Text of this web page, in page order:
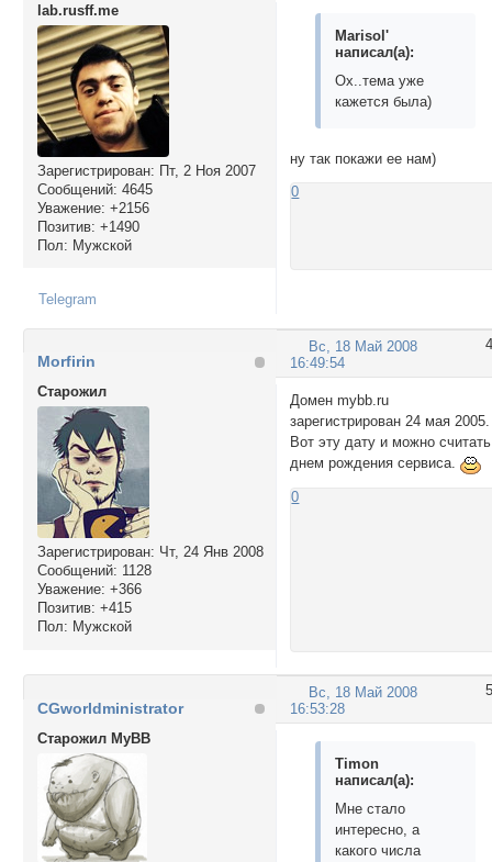
lab.rusff.me
Зарегистрирован: Пт, 2 Ноя 2007
Сообщений: 4645
Уважение: +2156
Позитив: +1490
Пол: Мужской
Marisol'
написал(а):
Ох..тема уже
кажется была)
ну так покажи ее нам)
0
Telegram
4
Вс, 18 Май 2008
16:49:54
Morfirin
Cтарожил
Зарегистрирован: Чт, 24 Янв 2008
Сообщений: 1128
Уважение: +366
Позитив: +415
Пол: Мужской
Домен mybb.ru
зарегистрирован 24 мая 2005.
Вот эту дату и можно считать
днем рождения сервиса.
0
5
Вс, 18 Май 2008
16:53:28
CGworldministrator
Старожил MyBB
Timon
написал(а):
Мне стало
интересно, а
какого числа